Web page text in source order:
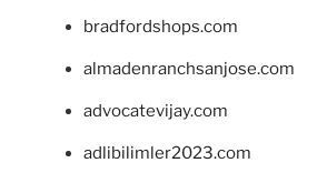
bradfordshops.com
almadenranchsanjose.com
advocatevijay.com
adlibilimler2023.com